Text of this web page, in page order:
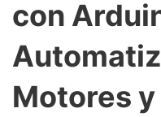
con
Motores y